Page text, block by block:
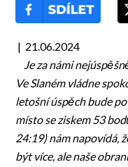
| 21.06.2024
Je za námi
Ve Slaném vládne
letošní úspěch bude
místo se ziskem 53
24:19) nám napovídá,
být více, ale naše